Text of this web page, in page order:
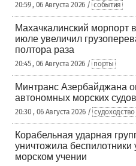
20:59 , 06 Августа 2026 / события
Махачкалинский морпорт
июле увеличил
полтора раза
20:45 , 06 Августа 2026 / порты
Минтранс Азербайджана
автономных морских судов
20:30 , 06 Августа 2026 / судоходство
Корабельная ударная
уничтожила беспилотники
морском учении